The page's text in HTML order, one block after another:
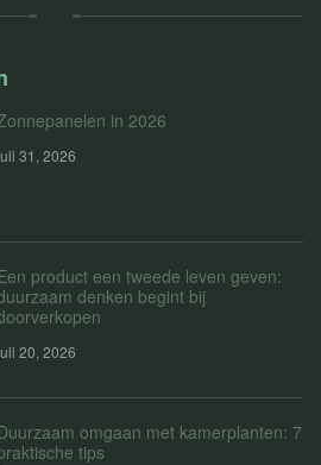
in 2026
31, 2026
product een tweede leven geven:
denken begint bij
20, 2026
omgaan met kamerplanten: 7
tips